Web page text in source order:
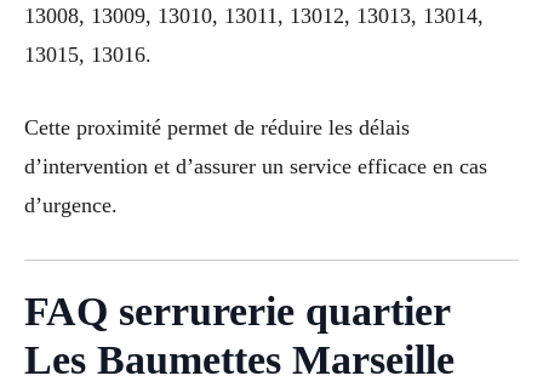
13008, 13009, 13010, 13011, 13012, 13013, 13014,
13015, 13016.
Cette proximité permet de réduire les délais
d’intervention et d’assurer un service efficace en cas
d’urgence.
FAQ serrurerie quartier
Les Baumettes Marseille